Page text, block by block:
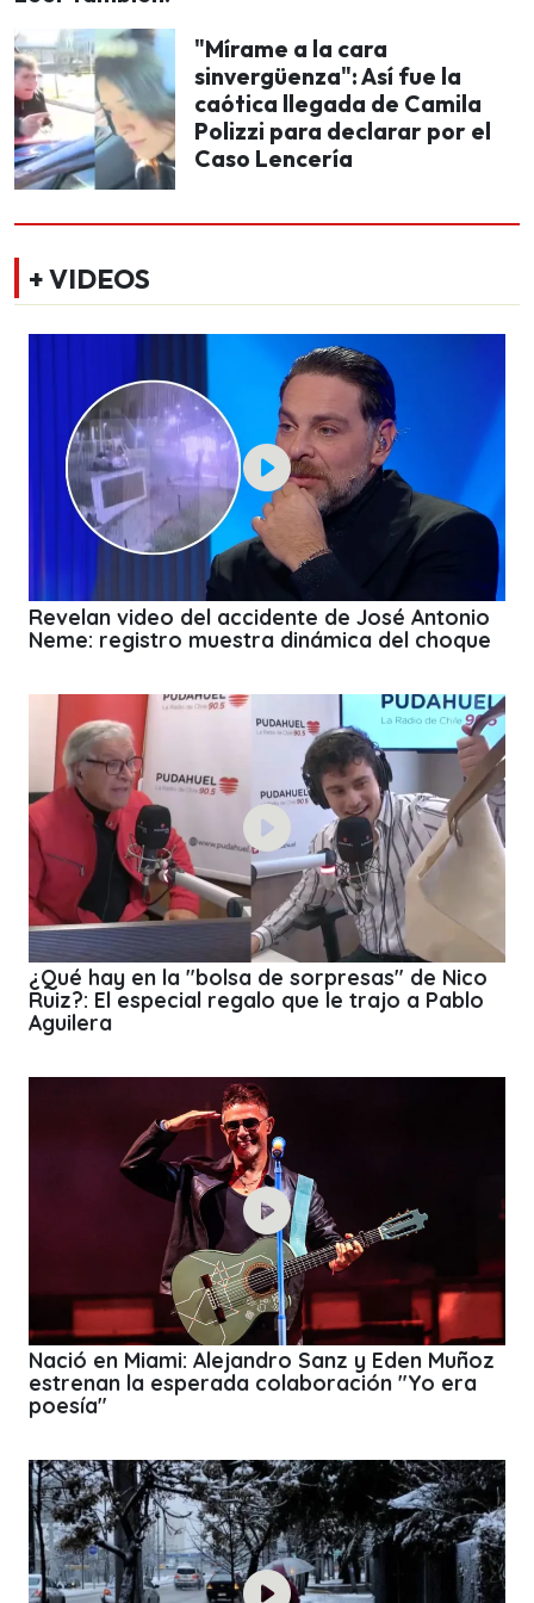
"Mírame a la cara
sinvergüenza": Así fue la
caótica llegada de Camila
Polizzi para declarar por el
Caso Lencería
+ VIDEOS
Revelan video del accidente de José Antonio
Neme: registro muestra dinámica del choque
¿Qué hay en la "bolsa de sorpresas" de Nico
Ruiz?: El especial regalo que le trajo a Pablo
Aguilera
Nació en Miami: Alejandro Sanz y Eden Muñoz
estrenan la esperada colaboración "Yo era
poesía"